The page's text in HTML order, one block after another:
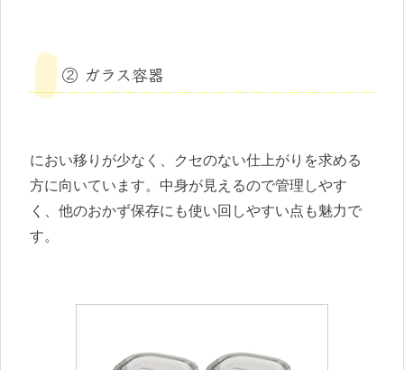
② ガラス容器
におい移りが少なく、クセのない仕上がりを求める
方に向いています。中身が見えるので管理しやす
く、他のおかず保存にも使い回しやすい点も魅力で
す。